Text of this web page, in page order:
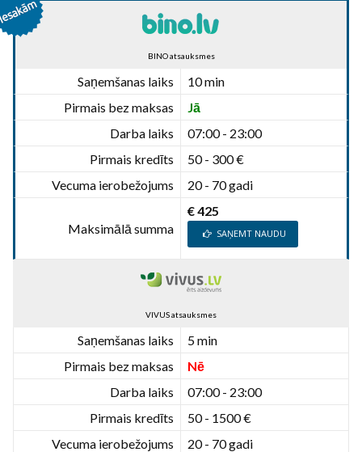
BINO atsauksmes
Saņemšanas laiks
10 min
Pirmais bez maksas
Jā
Darba laiks
07:00 - 23:00
Pirmais kredīts
50 - 300 €
Vecuma ierobežojums
20 - 70 gadi
Maksimālā summa
€ 425
SAŅEMT NAUDU
VIVUS atsauksmes
Saņemšanas laiks
5 min
Pirmais bez maksas
Nē
Darba laiks
07:00 - 23:00
Pirmais kredīts
50 - 1500 €
Vecuma ierobežojums
20 - 70 gadi